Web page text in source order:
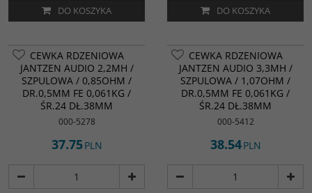
DO KOSZYKA DO KOSZYKA
CEWKA RDZENIOWA
JANTZEN AUDIO 2,2MH /
SZPULOWA / 0,85OHM /
DR.0,5MM FE 0,061KG /
ŚR.24 DŁ.38MM
000-5278
37.75PLN
CEWKA RDZENIOWA
JANTZEN AUDIO 3,3MH /
SZPULOWA / 1,07OHM /
DR.0,5MM FE 0,061KG /
ŚR.24 DŁ.38MM
000-5412
38.54PLN